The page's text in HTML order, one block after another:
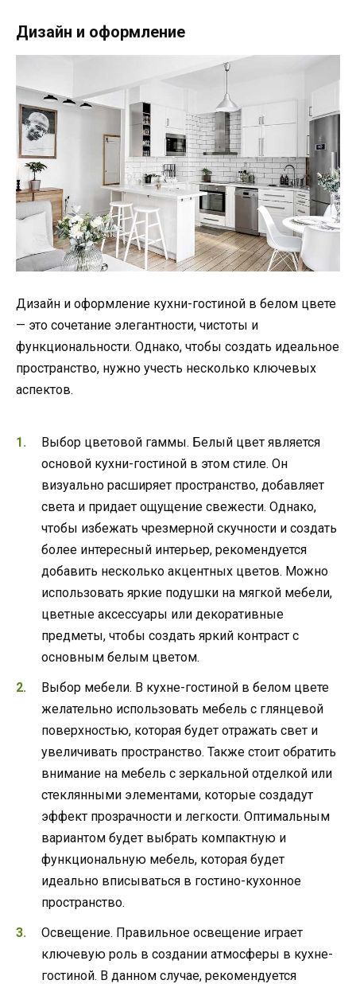
Дизайн и оформление
Дизайн и оформление кухни-гостиной в белом цвете
— это сочетание элегантности, чистоты и
функциональности. Однако, чтобы создать идеальное
пространство, нужно учесть несколько ключевых
аспектов.
Выбор цветовой гаммы. Белый цвет является
основой кухни-гостиной в этом стиле. Он
визуально расширяет пространство, добавляет
света и придает ощущение свежести. Однако,
чтобы избежать чрезмерной скучности и создать
более интересный интерьер, рекомендуется
добавить несколько акцентных цветов. Можно
использовать яркие подушки на мягкой мебели,
цветные аксессуары или декоративные
предметы, чтобы создать яркий контраст с
основным белым цветом.
Выбор мебели. В кухне-гостиной в белом цвете
желательно использовать мебель с глянцевой
поверхностью, которая будет отражать свет и
увеличивать пространство. Также стоит обратить
внимание на мебель с зеркальной отделкой или
стеклянными элементами, которые создадут
эффект прозрачности и легкости. Оптимальным
вариантом будет выбрать компактную и
функциональную мебель, которая будет
идеально вписываться в гостино-кухонное
пространство.
Освещение. Правильное освещение играет
ключевую роль в создании атмосферы в кухне-
гостиной. В данном случае, рекомендуется